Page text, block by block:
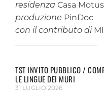
residenza Casa Motus
produzione PinDoc
con il contributo di
TST INVITO PUBBLICO /
LE LINGUE DEI MURI
31 LUGLIO 2026